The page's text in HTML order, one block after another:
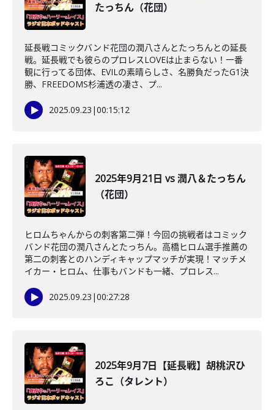
たっちん（花団）
延長戦コミックバンド花団の潤八さんとたっちんとの延長
戦。延長戦でも彼らのプロレスLOVEは止まらない！一番
観に行ってる団体、EVILの素晴らしさ、名勝負だったG1決
勝、FREEDOMS杉浦透の凄さ、プ...
2025.09.23 |00:15:12
2025年9月21日 vs 潤八＆たっちん
（花団）
ヒロムちゃんからの刺客第二弾！今回の挑戦者はコミック
バンド花団の潤八さんとたっちん。高橋ヒロム選手推薦の
第二の刺客とのハンディキャップマッチが実現！マッチメ
イカー・ヒロム、仕事もバンドも一緒、プロレス...
2025.09.23 |00:27:28
2025年9月7日【延長戦】胡桃沢ひ
ろこ（タレント）